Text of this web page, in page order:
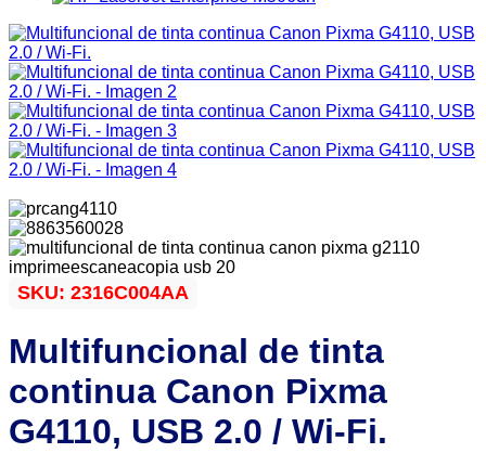
SKU: 2316C004AA
Multifuncional de tinta
continua Canon Pixma
G4110, USB 2.0 / Wi-Fi.